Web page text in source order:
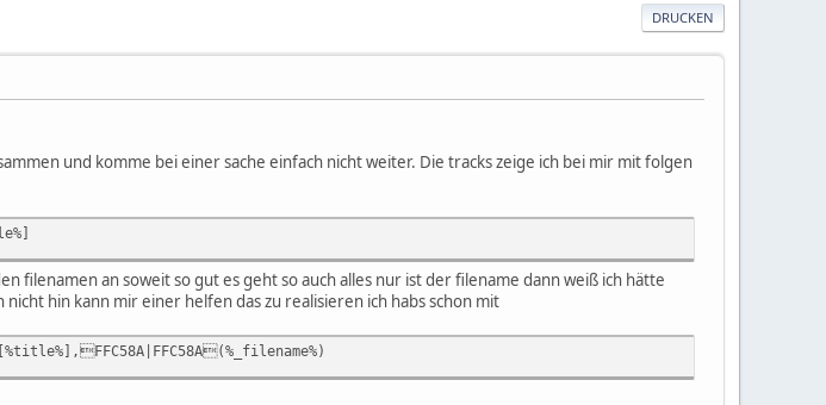
DRUCKEN
und komme bei einer sache einfach nicht weiter. Die tracks zeige ich bei mir mit folgen
filenamen an soweit so gut es geht so auch alles nur ist der filename dann weiß ich hätte
hin kann mir einer helfen das zu realisieren ich habs schon mit